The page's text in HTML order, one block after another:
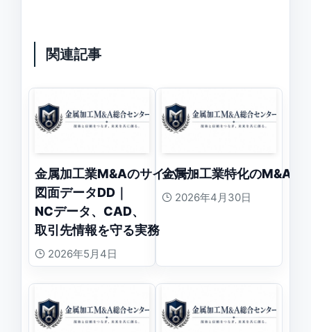
関連記事
金属加工業M&Aのサイバー・
図面データDD｜
NCデータ、CAD、
取引先情報を守る実務
2026年5月4日
金属加工業特化のM&A仲
2026年4月30日